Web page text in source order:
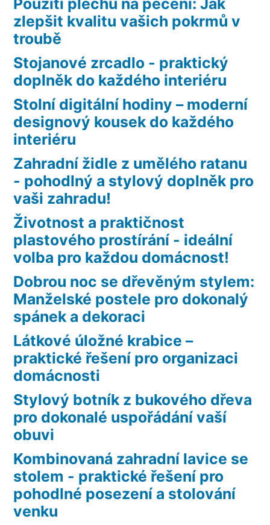
zlepšit kvalitu vašich pokrmů v
troubě
Stojanové zrcadlo - praktický
doplněk do každého interiéru
Stolní digitální hodiny – moderní
designový kousek do každého
interiéru
Zahradní židle z umělého ratanu
- pohodlný a stylový doplněk pro
vaši zahradu!
Životnost a praktičnost
plastového prostírání - ideální
volba pro každou domácnost!
Dobrou noc se dřevěným stylem:
Manželské postele pro dokonalý
spánek a dekoraci
Látkové úložné krabice –
praktické řešení pro organizaci
domácnosti
Stylový botník z bukového dřeva
pro dokonalé uspořádání vaší
obuvi
Kombinovaná zahradní lavice se
stolem - praktické řešení pro
pohodlné posezení a stolování
venku